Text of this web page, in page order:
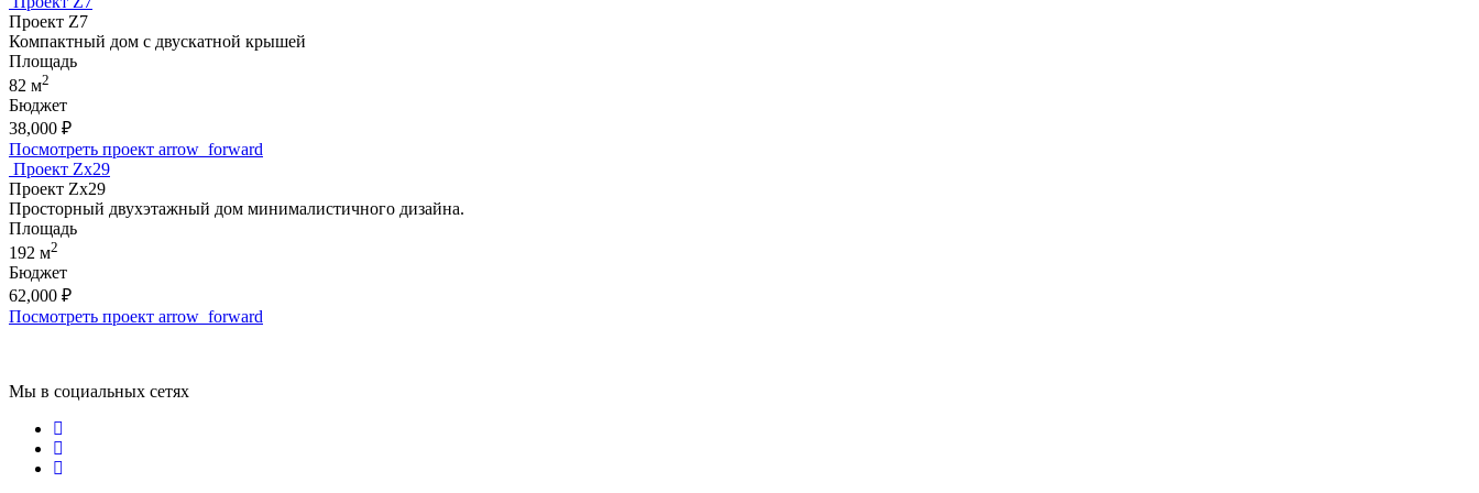
Проект Z7
Компактный дом с двускатной крышей
Площадь
82 м2
Бюджет
38,000 ₽
Посмотреть проект arrow_forward
Проект Zx29
Проект Zx29
Просторный двухэтажный дом минималистичного дизайна.
Площадь
192 м2
Бюджет
62,000 ₽
Посмотреть проект arrow_forward
Мы в социальных сетях